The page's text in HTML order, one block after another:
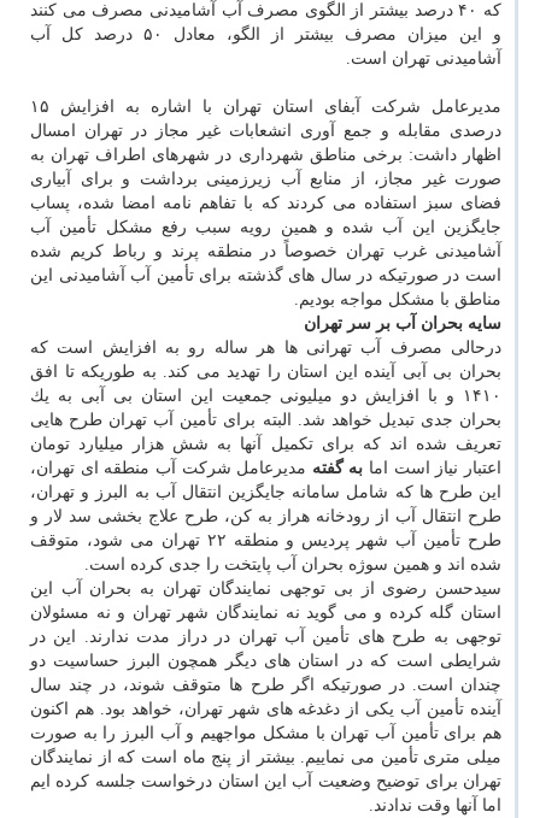
كه ۴۰ درصد بیشتر از الگوی مصرف آب آشامیدنی مصرف می كنند
و این میزان مصرف بیشتر از الگو، معادل ۵۰ درصد كل آب
آشامیدنی تهران است.
مدیرعامل شركت آبفای استان تهران با اشاره به افزایش ۱۵
درصدی مقابله و جمع آوری انشعابات غیر مجاز در تهران امسال
اظهار داشت: برخی مناطق شهرداری در شهرهای اطراف تهران به
صورت غیر مجاز، از منابع آب زیرزمینی برداشت و برای آبیاری
فضای سبز استفاده می كردند كه با تفاهم نامه امضا شده، پساب
جایگزین این آب شده و همین رویه سبب رفع مشكل تأمین آب
آشامیدنی غرب تهران خصوصاً در منطقه پرند و رباط كریم شده
است در صورتیكه در سال های گذشته برای تأمین آب آشامیدنی این
مناطق با مشكل مواجه بودیم.
سایه بحران آب بر سر تهران
درحالی مصرف آب تهرانی ها هر ساله رو به افزایش است كه
بحران بی آبی آینده این استان را تهدید می كند. به طوریكه تا افق
۱۴۱۰ و با افزایش دو میلیونی جمعیت این استان بی آبی به یك
بحران جدی تبدیل خواهد شد. البته برای تأمین آب تهران طرح هایی
تعریف شده اند كه برای تكمیل آنها به شش هزار میلیارد تومان
اعتبار نیاز است اما به گفته مدیرعامل شركت آب منطقه ای تهران،
این طرح ها كه شامل سامانه جایگزین انتقال آب به البرز و تهران،
طرح انتقال آب از رودخانه هراز به كن، طرح علاج بخشی سد لار و
طرح تأمین آب شهر پردیس و منطقه ۲۲ تهران می شود، متوقف
شده اند و همین سوژه بحران آب پایتخت را جدی كرده است.
سیدحسن رضوی از بی توجهی نمایندگان تهران به بحران آب این
استان گله كرده و می گوید نه نمایندگان شهر تهران و نه مسئولان
توجهی به طرح های تأمین آب تهران در دراز مدت ندارند. این در
شرایطی است كه در استان های دیگر همچون البرز حساسیت دو
چندان است. در صورتیكه اگر طرح ها متوقف شوند، در چند سال
آینده تأمین آب یكی از دغدغه های شهر تهران، خواهد بود. هم اكنون
هم برای تأمین آب تهران با مشكل مواجهیم و آب البرز را به صورت
میلی متری تأمین می نماییم. بیشتر از پنج ماه است كه از نمایندگان
تهران برای توضیح وضعیت آب این استان درخواست جلسه كرده ایم
اما آنها وقت ندادند.